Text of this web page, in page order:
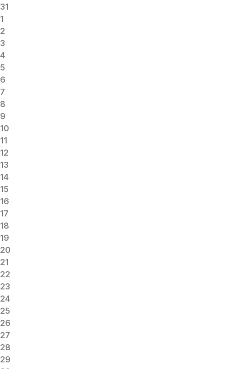
31
1
2
3
4
5
6
7
8
9
10
11
12
13
14
15
16
17
18
19
20
21
22
23
24
25
26
27
28
29